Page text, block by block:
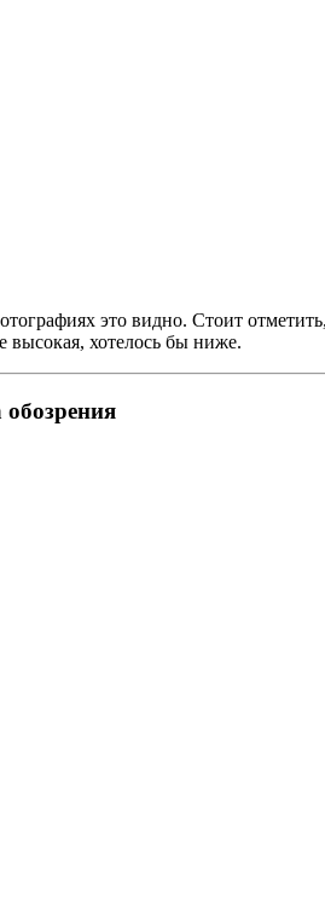
это видно. Стоит
высокая, хотелось бы ниже.
обозрения